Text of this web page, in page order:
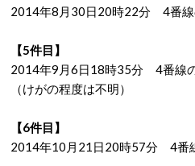
2014年8月30日20時22分 4番線
【5件目】
2014年9月6日18時35分 4番線
（けがの程度は不明）
【6件目】
2014年10月21日20時57分 4番